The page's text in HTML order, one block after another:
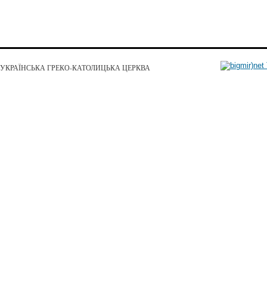
УКРАЇНСЬКА ГРЕКО-КАТОЛИЦЬКА ЦЕРКВА